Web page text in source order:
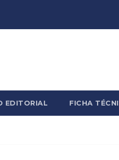
EDITORIAL FICHA